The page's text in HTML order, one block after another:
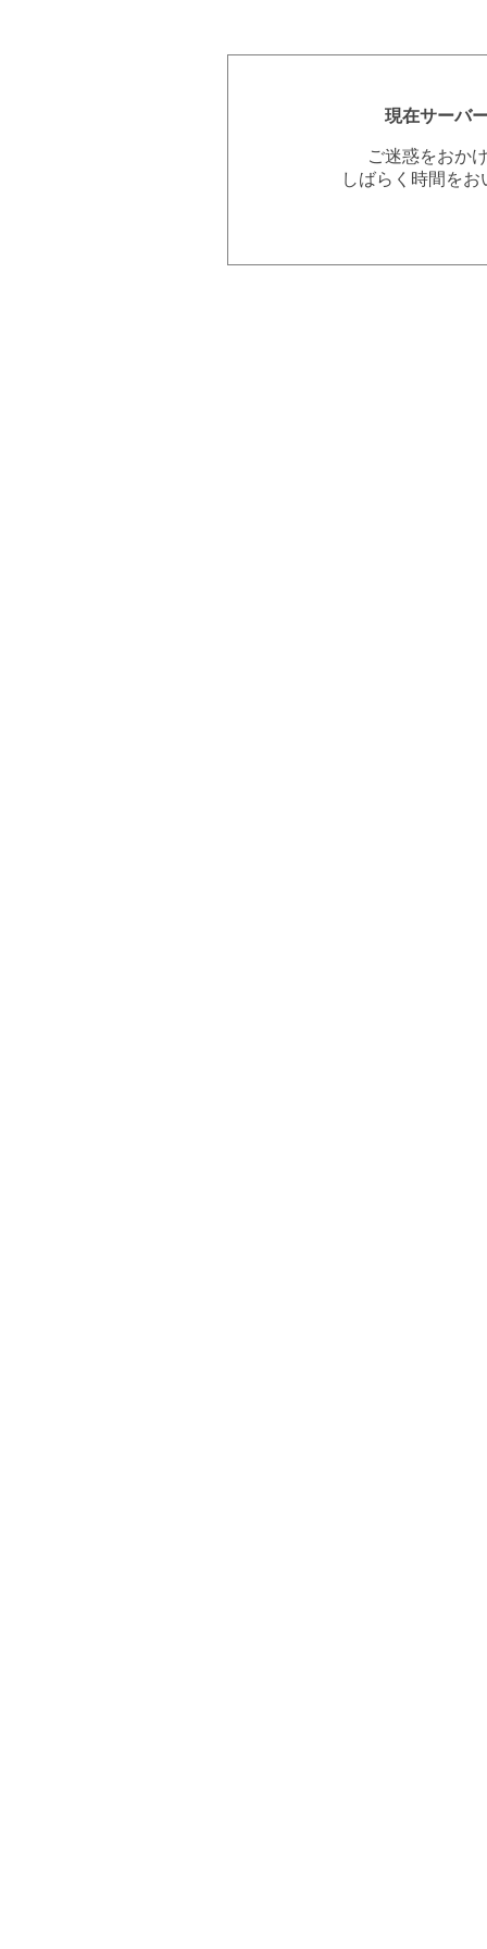
現在サーバ
ご迷惑をおか
しばらく時間を